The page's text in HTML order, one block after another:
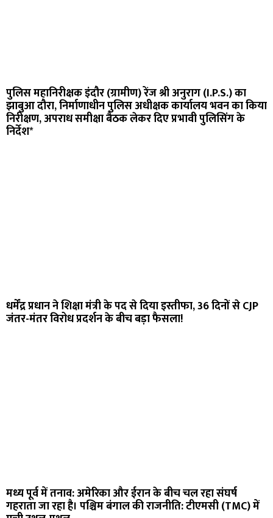
पुलिस महानिरीक्षक इंदौर (ग्रामीण) रेंज श्री अनुराग (I.P.S.) का
झाबुआ दौरा, निर्माणाधीन पुलिस अधीक्षक कार्यालय भवन का किया
निरीक्षण, अपराध समीक्षा बैठक लेकर दिए प्रभावी पुलिसिंग के
निर्देश*
धर्मेंद्र प्रधान ने शिक्षा मंत्री के पद से दिया इस्तीफा, 36 दिनों से CJP
जंतर-मंतर विरोध प्रदर्शन के बीच बड़ा फैसला!
मध्य पूर्व में तनाव: अमेरिका और ईरान के बीच चल रहा संघर्ष
गहराता जा रहा है। पश्चिम बंगाल की राजनीति: टीएमसी (TMC) में